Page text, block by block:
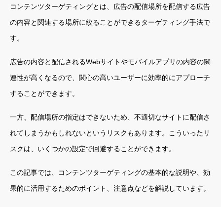
コンテンツターゲティングとは、広告の配信場所を配信する広告
の内容と関連する場所に絞ることができるターゲティング手法で
す。
広告の内容と配信されるWebサイトやモバイルアプリの内容の関
連性が高くなるので、関心の高いユーザーに効率的にアプローチ
することができます。
一方、配信場所の指定はできないため、不適切なサイトに配信さ
れてしまうかもしれないというリスクもあります。こういったリ
スクは、いくつかの設定で回避することができます。
この記事では、コンテンツターゲティングの基本的な説明や、効
果的に活用するためのポイント、注意点などを解説しています。